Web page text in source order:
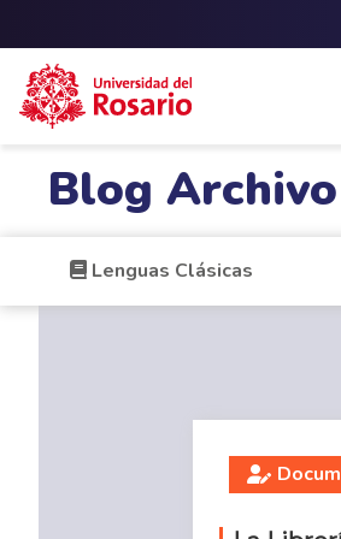
Blog
Lenguas Clásicas